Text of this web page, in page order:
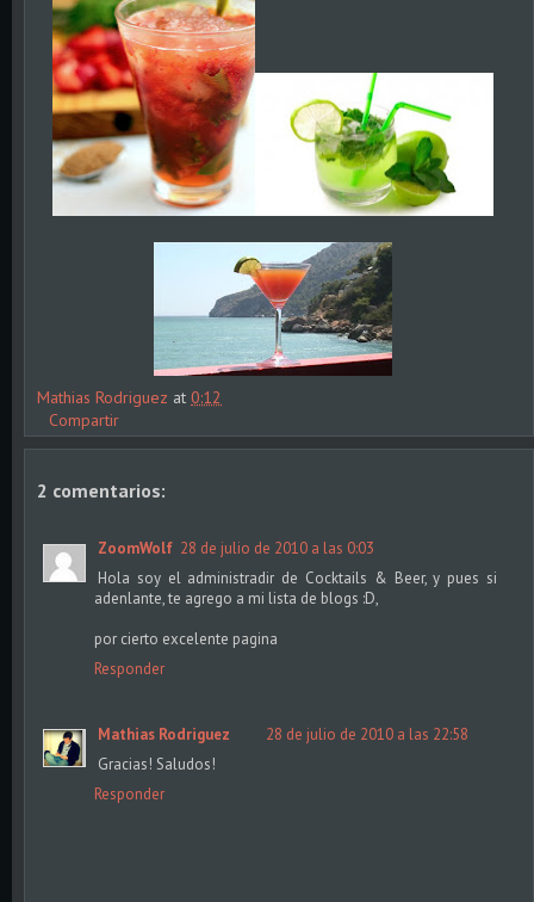
Mathias Rodriguez at 0:12
Compartir
2 comentarios:
ZoomWolf 28 de julio de 2010 a las 0:03
Hola soy el administradir de Cocktails & Beer, y pues si
adenlante, te agrego a mi lista de blogs :D,
por cierto excelente pagina
Responder
Mathias Rodriguez
28 de julio de 2010 a las 22:58
Gracias! Saludos!
Responder